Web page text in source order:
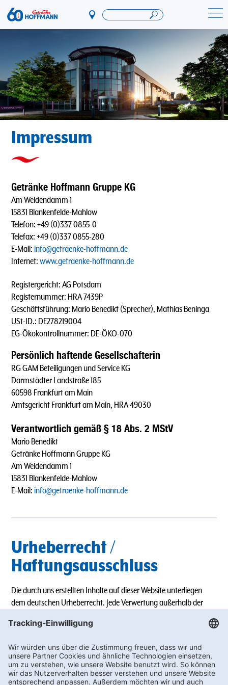
Direkt
zum
Inhalt
Startseite Getränke Hoffmann
Impressum
Getränke Hoffmann Gruppe KG
Am Weidendamm 1
15831 Blankenfelde-Mahlow
Telefon: +49 (0)337 0855-0
Telefax: +49 (0)337 0855-280
E-Mail: info@getraenke-hoffmann.de
Internet: www.getraenke-hoffmann.de
Registergericht: AG Potsdam
Registernummer: HRA 7439P
Geschäftsführung: Mario Benedikt (Sprecher), Mathias Beninga
USt-ID.: DE278219004
EG-Ökokontrollnummer: DE-ÖKO-070
Persönlich haftende Gesellschafterin
RG GAM Beteiligungen und Service KG
Darmstädter Landstraße 185
60598 Frankfurt am Main
Amtsgericht Frankfurt am Main, HRA 49030
Verantwortlich gemäß § 18 Abs. 2 MStV
Mario Benedikt
Getränke Hoffmann Gruppe KG
Am Weidendamm 1
15831 Blankenfelde-Mahlow
E-Mail: info@getraenke-hoffmann.de
Urheberrecht /
Haftungsausschluss
Die durch uns erstellten Inhalte auf dieser Website unterliegen
dem deutschen Urheberrecht. Jede Verwertung außerhalb der
Zustimmung.
Für die Richtigkeit, Vollständigkeit und Aktualität der Inhalte
übernehmen wir keine Gewähr.
Diese Website enthält Links zu Webseiten Dritter, auf deren Inhalte